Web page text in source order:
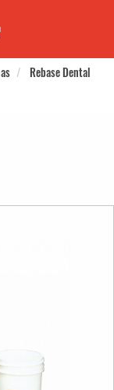
Rebase Dental